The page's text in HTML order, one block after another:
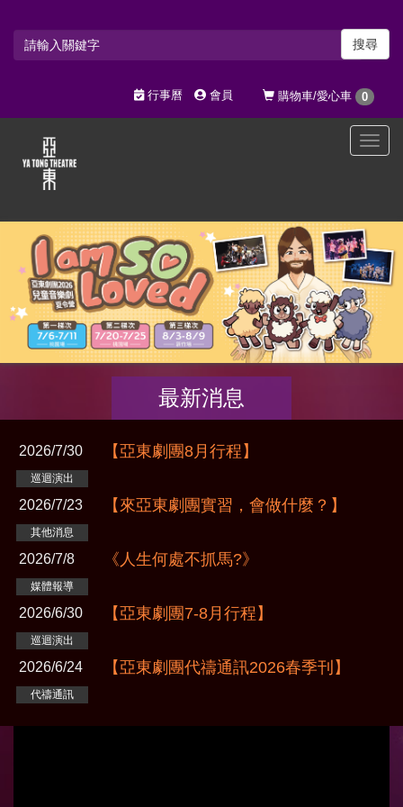
搜尋
購物車/愛心車 0
行事曆 會員
選
最新消息
巡迴演出
2026/7/30 【亞東劇團8月行程】
其他消息
2026/7/23 【來亞東劇團實習，會做什麼？】
媒體報導
2026/7/8 《人生何處不抓馬?》
巡迴演出
2026/6/30 【亞東劇團7-8月行程】
代禱通訊
2026/6/24 【亞東劇團代禱通訊2026春季刊】